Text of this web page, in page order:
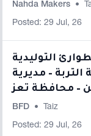
Nahda Makers •
Posted: 29 Jul, 26
التوليدية
– مديرية
– محافظة تعز
BFD • Taiz
Posted: 29 Jul, 26